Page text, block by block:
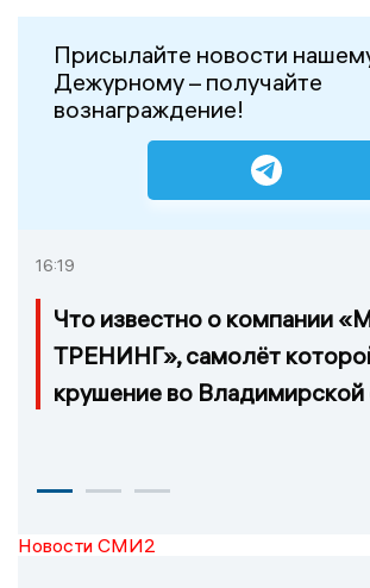
Присылайте новости
Дежурному – получайте
вознаграждение!
16:19
Что известно о компании
ТРЕНИНГ», самолёт
крушение во Владимирской
Новости СМИ2